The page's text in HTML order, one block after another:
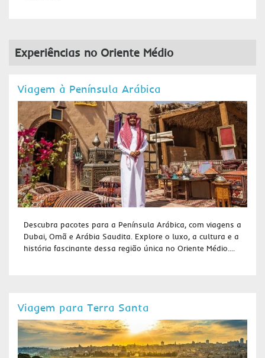
Experiências no Oriente Médio
Viagem à Península Arábica
Descubra pacotes para a Península Arábica, com viagens a
Dubai, Omã e Arábia Saudita. Explore o luxo, a cultura e a
história fascinante dessa região única no Oriente Médio....
Viagem para Terra Santa